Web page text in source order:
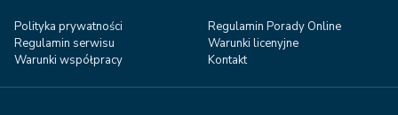
Polityka prywatności
Regulamin Porady Online
Regulamin serwisu
Warunki licenyjne
Warunki współpracy
Kontakt